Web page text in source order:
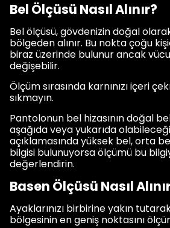
Bel Ölçüsü Nasıl Alınır?
Bel ölçüsü, gövdenizin doğal
bölgeden alınır. Bu nokta çoğu
biraz üzerinde bulunur ancak
değişebilir.
Ölçüm sırasında karnınızı içeri
sıkmayın.
Pantolonun bel hizasının doğal
aşağıda veya yukarıda
açıklamasında yüksek bel, orta
bilgisi bulunuyorsa ölçümü bu
değerlendirin.
Basen Ölçüsü Nasıl
Ayaklarınızı birbirine yakın
bölgesinin en geniş noktasını